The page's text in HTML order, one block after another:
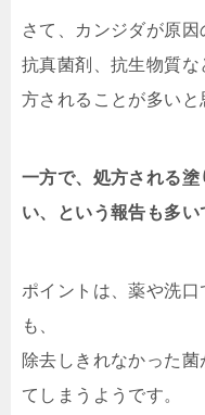
さて、カンジダが原因
抗真菌剤、抗生物質
方されることが多いと
一方で、処方される
い、という報告も多い
ポイントは、薬や洗
も、
除去しきれなかった
てしまうようです。